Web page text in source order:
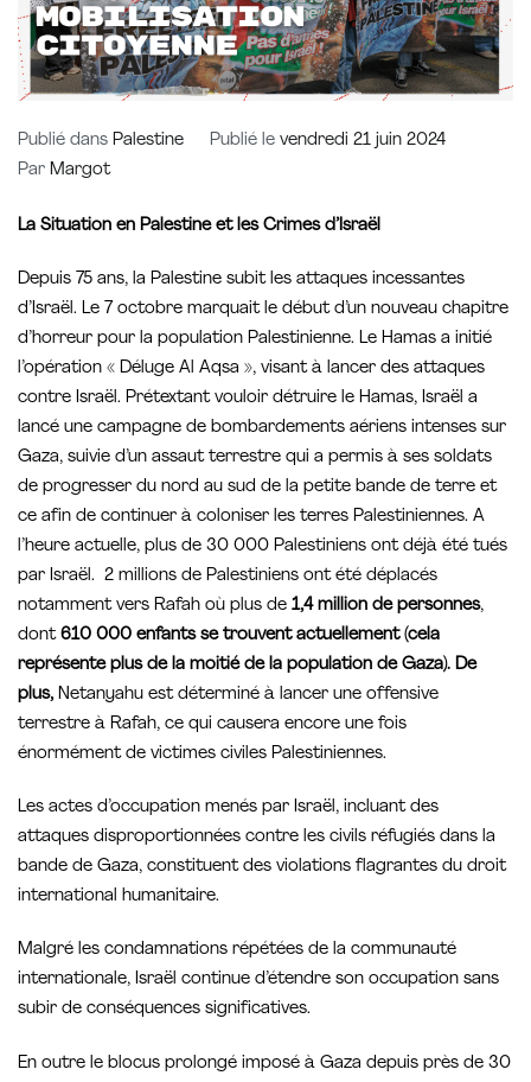
Publié dans Palestine Publié le vendredi 21 juin 2024
Par Margot
La Situation en Palestine et les Crimes d’Israël
Depuis 75 ans, la Palestine subit les attaques incessantes
d’Israël. Le 7 octobre marquait le début d’un nouveau chapitre
d’horreur pour la population Palestinienne. Le Hamas a initié
l’opération « Déluge Al Aqsa », visant à lancer des attaques
contre Israël. Prétextant vouloir détruire le Hamas, Israël a
lancé une campagne de bombardements aériens intenses sur
Gaza, suivie d’un assaut terrestre qui a permis à ses soldats
de progresser du nord au sud de la petite bande de terre et
ce afin de continuer à coloniser les terres Palestiniennes. A
l’heure actuelle, plus de 30 000 Palestiniens ont déjà été tués
par Israël. 2 millions de Palestiniens ont été déplacés
notamment vers Rafah où plus de 1,4 million de personnes,
dont 610 000 enfants se trouvent actuellement (cela
représente plus de la moitié de la population de Gaza). De
plus, Netanyahu est déterminé à lancer une offensive
terrestre à Rafah, ce qui causera encore une fois
énormément de victimes civiles Palestiniennes.
Les actes d’occupation menés par Israël, incluant des
attaques disproportionnées contre les civils réfugiés dans la
bande de Gaza, constituent des violations flagrantes du droit
international humanitaire.
Malgré les condamnations répétées de la communauté
internationale, Israël continue d’étendre son occupation sans
subir de conséquences significatives.
En outre le blocus prolongé imposé à Gaza depuis près de 30